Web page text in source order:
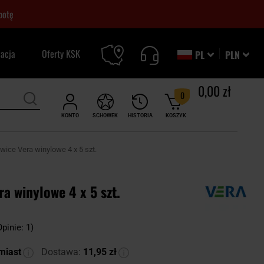
PLN
PL
Oferty KSK
KONTO HISTORIA
SCHOWEK KOSZYK
0 0,00 zł
Vera winylowe 4 x 5 szt.
winylowe 4 x 5 szt.
1)
Dostawa: 11,95 zł